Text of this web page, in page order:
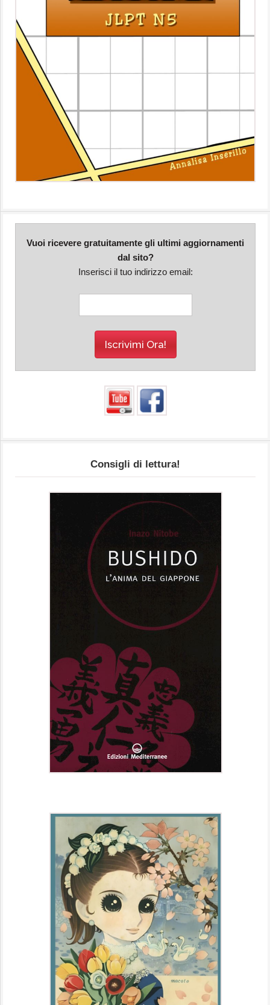
Vuoi ricevere gratuitamente gli ultimi aggiornamenti
dal sito?
Inserisci il tuo indirizzo email:
Consigli di lettura!